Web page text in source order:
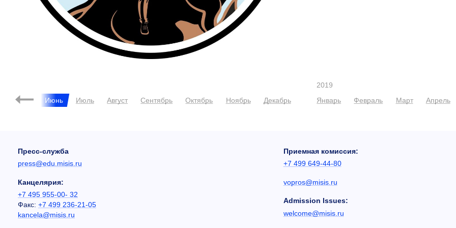
Май Июнь Июль Август Сентябрь Октябрь Ноябрь Декабрь
2019
Январь
Февраль Март Апрель
Пресс-служба
press@edu.misis.ru
Канцелярия:
+7 495 955-00- 32
Факс: +7 499 236-21-05
kancela@misis.ru
Приемная комиссия:
+7 499 649-44-80
vopros@misis.ru
Admission Issues:
welcome@misis.ru